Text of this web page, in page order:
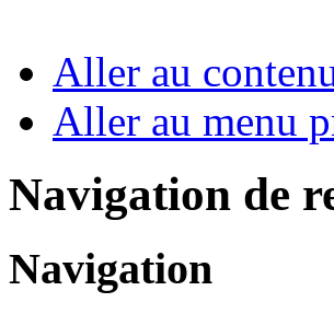
Aller au
Aller au menu
Navigation de
Navigation